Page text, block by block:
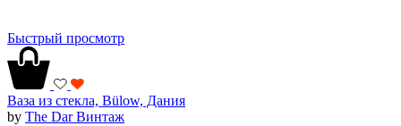
Быстрый просмотр
Ваза из стекла, Bülow, Дания
by The Dar Винтаж